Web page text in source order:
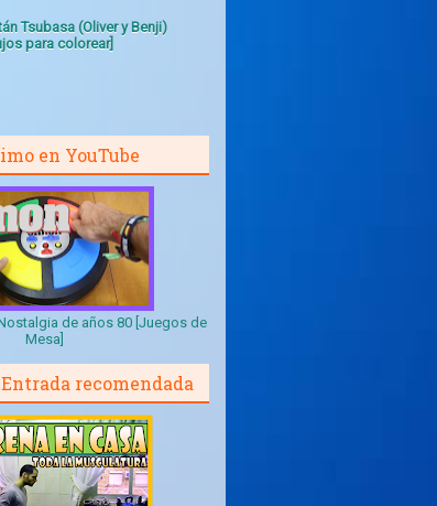
Tsubasa (Oliver y Benji)
para colorear]
en YouTube
de años 80 [Juegos de
Mesa]
recomendada